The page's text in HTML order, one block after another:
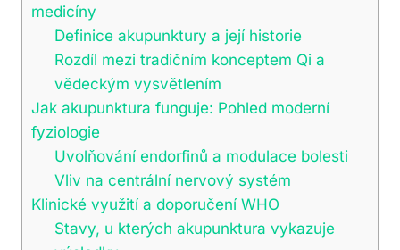
medicíny
Definice akupunktury a její historie
Rozdíl mezi tradičním konceptem Qi a
vědeckým vysvětlením
Jak akupunktura funguje: Pohled moderní
fyziologie
Uvolňování endorfinů a modulace bolesti
Vliv na centrální nervový systém
Klinické využití a doporučení WHO
Stavy, u kterých akupunktura vykazuje